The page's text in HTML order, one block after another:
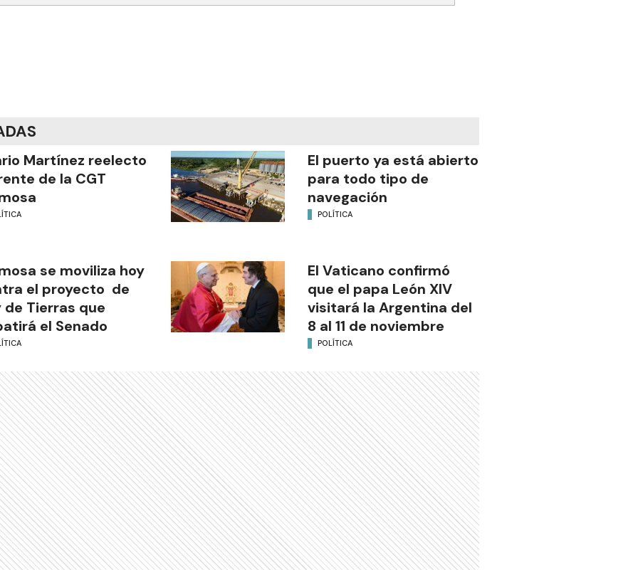
Martínez reelecto
de la CGT
El puerto ya está abierto
para todo tipo de
navegación
POLÍTICA
se moviliza hoy
el proyecto de
de Tierras que
el Senado
El Vaticano confirmó
que el papa León XIV
visitará la Argentina del
8 al 11 de noviembre
POLÍTICA